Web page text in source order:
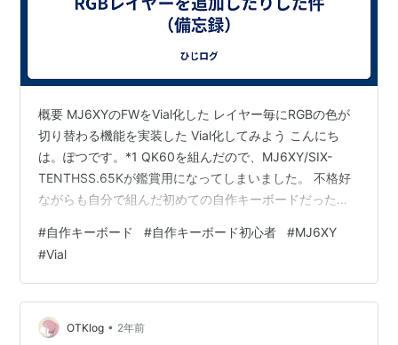
概要 MJ6XYのFWをVial化した レイヤー毎にRGBの色が
切り替わる機能を実装した Vial化してみよう こんにち
は。ぽつです。*1 QK60を組んだので、MJ6XY/SIX-
TENTHSS.65Kが鑑賞用になってしまいました。 不格好
ながらも自分で組んだ初めての自作キーボードだったの
ました。 MJ6XYはQMK FWを積んでいますが、QK60は
Vialを積んでいます。 VialのQMK/VIAとの機能的な差異に
ついては他に譲りますが、私はQK60でComboや
Keyoverrideを使ったキーマップを採用しているため、
MJ6XYでもキー…
#自作キーボード #自作キーボード初心者 #MJ6XY
#Vial
OTKlog • 2年前